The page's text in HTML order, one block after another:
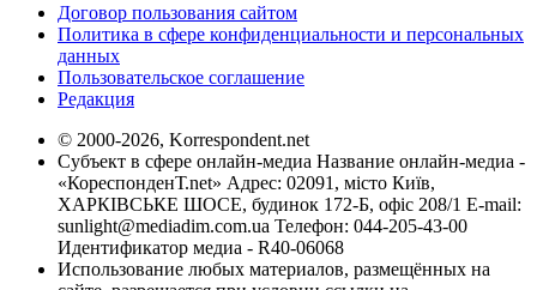
Договор пользования сайтом
Политика в сфере конфиденциальности и персональных
данных
Пользовательское соглашение
Редакция
© 2000-2026, Korrespondent.net
Субъект в сфере онлайн-медиа Название онлайн-медиа -
«КореспонденТ.net» Адрес: 02091, місто Київ,
ХАРКІВСЬКЕ ШОСЕ, будинок 172-Б, офіс 208/1 E-mail:
sunlight@mediadim.com.ua Телефон: 044-205-43-00
Идентификатор медиа - R40-06068
Использование любых материалов, размещённых на